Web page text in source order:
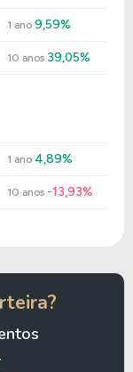
1 ano9,59%
10 anos39,05%
1 ano4,89%
10 anos-13,93%